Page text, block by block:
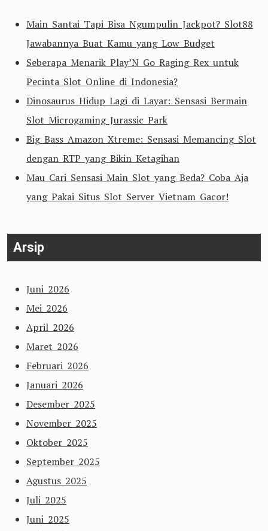
Main Santai Tapi Bisa Ngumpulin Jackpot? Slot88
Jawabannya Buat Kamu yang Low Budget
Seberapa Menarik Play’N Go Raging Rex untuk
Pecinta Slot Online di Indonesia?
Dinosaurus Hidup Lagi di Layar: Sensasi Bermain
Slot Microgaming Jurassic Park
Big Bass Amazon Xtreme: Sensasi Memancing Slot
dengan RTP yang Bikin Ketagihan
Mau Cari Sensasi Main Slot yang Beda? Coba Aja
yang Pakai Situs Slot Server Vietnam Gacor!
Arsip
Juni 2026
Mei 2026
April 2026
Maret 2026
Februari 2026
Januari 2026
Desember 2025
November 2025
Oktober 2025
September 2025
Agustus 2025
Juli 2025
Juni 2025